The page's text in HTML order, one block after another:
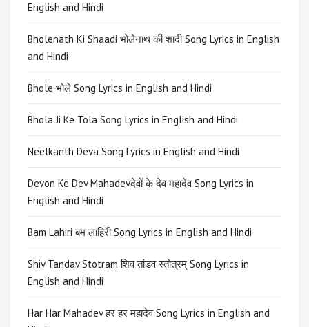
English and Hindi
Bholenath Ki Shaadi भोलेनाथ की शादी Song Lyrics in English
and Hindi
Bhole भोले Song Lyrics in English and Hindi
Bhola Ji Ke Tola Song Lyrics in English and Hindi
Neelkanth Deva Song Lyrics in English and Hindi
Devon Ke Dev Mahadevदेवों के देव महादेव Song Lyrics in
English and Hindi
Bam Lahiri बम लाहिरी Song Lyrics in English and Hindi
Shiv Tandav Stotram शिव तांडव स्तोत्रम् Song Lyrics in
English and Hindi
Har Har Mahadev हर हर महादेव Song Lyrics in English and